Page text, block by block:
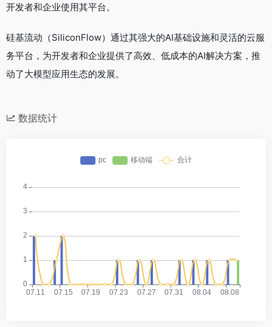
开发者和企业使用其平台。
硅基流动（SiliconFlow）通过其强大的AI基础设施和灵活的云服
务平台，为开发者和企业提供了高效、低成本的AI解决方案，推
动了大模型应用生态的发展。
数据统计